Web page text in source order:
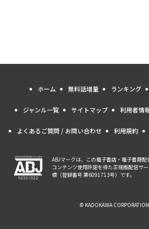
ホーム 無料話増量 ランキング
ジャンル一覧 サイトマップ 利用者情
よくあるご質問 / お問い合わせ 利用規約
ABJマークは、この電子書店・電子書籍
コンテンツ使用許諾を得た正規版配信サ
標（登録番号 第6091713号）です。
© KADOKAWA CORPORATION